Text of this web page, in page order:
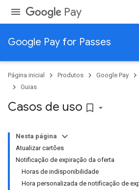
Pay
Google Pay for Passes
Página inicial Produtos Google Pay
Guias
Casos de uso bookmark_border
Nesta página
Atualizar cartões
Notificação de expiração da oferta
Horas de indisponibilidade
Hora personalizada de notificação de